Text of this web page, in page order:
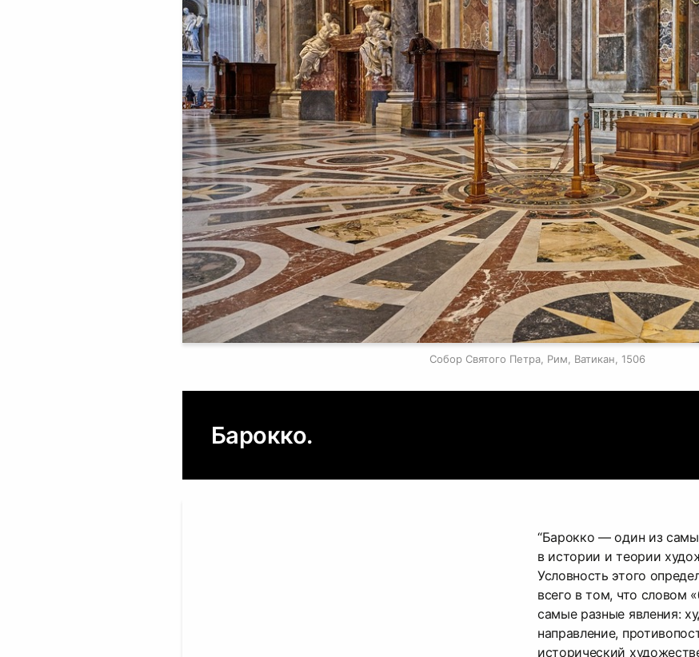
Собор Святого Петра, Рим, Ватикан, 1506
Барокко.
“Барокко — один из
в истории и теории
Условность этого
всего в том, что словом
самые разные явления:
направление,
исторический